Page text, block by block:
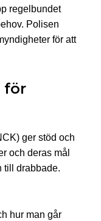
regelbundet
Polisen
för att
för
ger stöd och
och deras mål
till drabbade.
hur man går